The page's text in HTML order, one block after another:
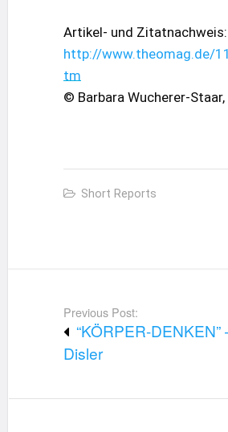
Artikel- und Zitatnachweis:
http://www.theomag.de/
tm
© Barbara Wucherer-
Short Reports
navigationPrevious Post:
“KÖRPER-DENKEN”
Disler